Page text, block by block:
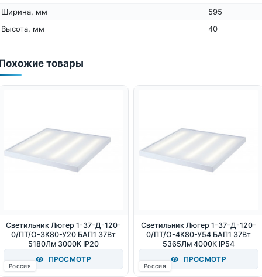
Ширина, мм
595
Высота, мм
40
товары
Светильник Люгер 1-37-Д-120-
0/ПТ/О-3К80-У20 БАП1 37Вт
5180Лм 3000К IP20
ПРОСМОТР
Россия
Светильник Люгер 1-37-Д-120-
0/ПТ/О-4К80-У54 БАП1 37Вт
5365Лм 4000К IP54
ПРОСМОТР
Россия